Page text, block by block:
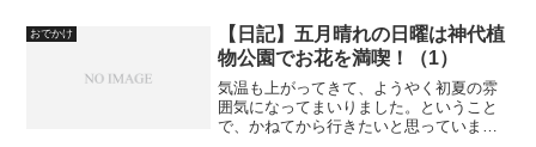
こちら：秋の自然環境保全センター（1）
―その前に 訪問...
おでかけ
【日記】五月晴れの日曜は神代植
物公園でお花を満喫！（1）
気温も上がってきて、ようやく初夏の雰
囲気になってまいりました。ということ
で、かねてから行きたいと思っていまし